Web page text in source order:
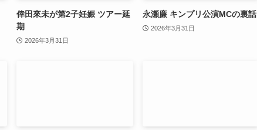
倖田來未が第2子妊娠 ツアー延
期
2026年3月31日
永瀬廉 キンプリ公演MCの裏話
2026年3月31日